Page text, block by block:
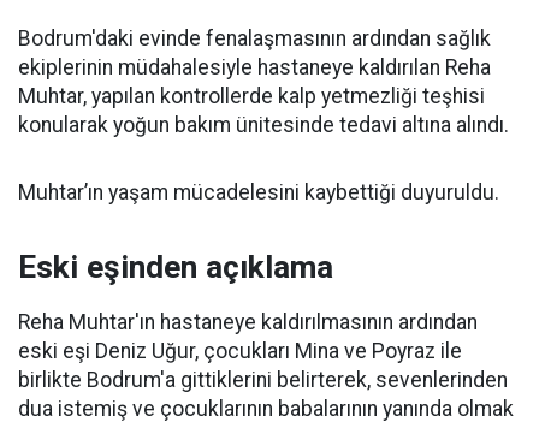
Bodrum'daki evinde fenalaşmasının ardından sağlık
ekiplerinin müdahalesiyle hastaneye kaldırılan Reha
Muhtar, yapılan kontrollerde kalp yetmezliği teşhisi
konularak yoğun bakım ünitesinde tedavi altına alındı.
Muhtar’ın yaşam mücadelesini kaybettiği duyuruldu.
Eski eşinden açıklama
Reha Muhtar'ın hastaneye kaldırılmasının ardından
eski eşi Deniz Uğur, çocukları Mina ve Poyraz ile
birlikte Bodrum'a gittiklerini belirterek, sevenlerinden
dua istemiş ve çocuklarının babalarının yanında olmak